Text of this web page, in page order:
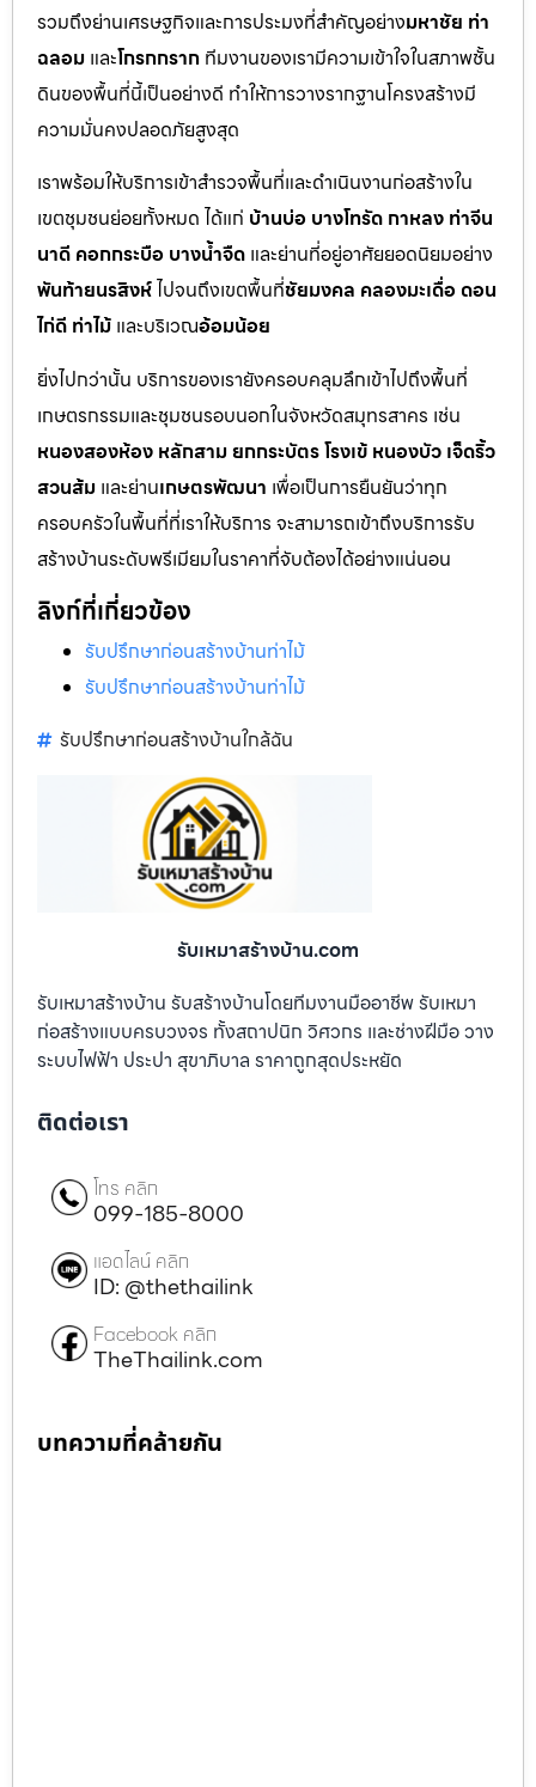
รวมถึงย่านเศรษฐกิจและการประมงที่สำคัญอย่างมหาชัย ท่า
ฉลอม และโกรกกราก ทีมงานของเรามีความเข้าใจในสภาพชั้น
ดินของพื้นที่นี้เป็นอย่างดี ทำให้การวางรากฐานโครงสร้างมี
ความมั่นคงปลอดภัยสูงสุด
เราพร้อมให้บริการเข้าสำรวจพื้นที่และดำเนินงานก่อสร้างใน
เขตชุมชนย่อยทั้งหมด ได้แก่ บ้านบ่อ บางโทรัด กาหลง ท่าจีน
นาดี คอกกระบือ บางน้ำจืด และย่านที่อยู่อาศัยยอดนิยมอย่าง
พันท้ายนรสิงห์ไปจนถึงเขตพื้นที่ชัยมงคล คลองมะเดื่อ ดอน
ไก่ดี ท่าไม้ และบริเวณอ้อมน้อย
ยิ่งไปกว่านั้น บริการของเรายังครอบคลุมลึกเข้าไปถึงพื้นที่
เกษตรกรรมและชุมชนรอบนอกในจังหวัดสมุทรสาคร เช่น
หนองสองห้อง หลักสาม ยกกระบัตร โรงเข้ หนองบัว เจ็ดริ้ว
สวนส้ม และย่านเกษตรพัฒนา เพื่อเป็นการยืนยันว่าทุก
ครอบครัวในพื้นที่ที่เราให้บริการ จะสามารถเข้าถึงบริการรับ
สร้างบ้านระดับพรีเมียมในราคาที่จับต้องได้อย่างแน่นอน
ลิงก์ที่เกี่ยวข้อง
รับปรึกษาก่อนสร้างบ้านท่าไม้
รับปรึกษาก่อนสร้างบ้านท่าไม้
รับปรึกษาก่อนสร้างบ้านใกล้ฉัน
รับเหมาสร้างบ้าน.com
รับเหมาสร้างบ้าน รับสร้างบ้านโดยทีมงานมืออาชีพ รับเหมา
ก่อสร้างแบบครบวงจร ทั้งสถาปนิก วิศวกร และช่างฝีมือ วาง
ระบบไฟฟ้า ประปา สุขาภิบาล ราคาถูกสุดประหยัด
ติดต่อเรา
โทร คลิก
099-185-8000
แอดไลน์ คลิก
ID: @thethailink
Facebook คลิก
TheThailink.com
บทความที่คล้ายกัน